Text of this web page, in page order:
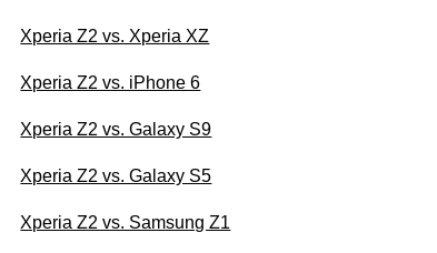
Xperia Z2 vs. Xperia XZ
Xperia Z2 vs. iPhone 6
Xperia Z2 vs. Galaxy S9
Xperia Z2 vs. Galaxy S5
Xperia Z2 vs. Samsung Z1